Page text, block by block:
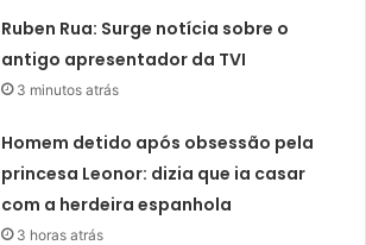
Ruben Rua: Surge notícia sobre o
antigo apresentador da TVI
3 minutos atrás
Homem detido após obsessão pela
princesa Leonor: dizia que ia casar
com a herdeira espanhola
3 horas atrás